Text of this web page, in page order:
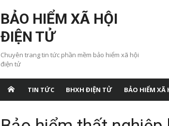
BẢO HIỂM XÃ HỘI
ĐIỆN TỬ
Chuyên trang tin tức phần mềm bảo hiểm xã hội
điện tử
TIN TỨC BHXH ĐIỆN TỬ BẢO HIỂM XÃ